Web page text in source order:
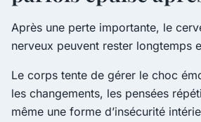
Après une perte importante, le
nerveux peuvent rester longtemps
Le corps tente de gérer le choc
les changements, les pensées
même une forme d’insécurité